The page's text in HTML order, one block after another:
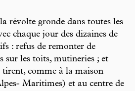
révolte gronde dans toutes les
chaque jour des dizaines de
: refus de remonter de
sur les toits, mutineries ; et
tirent, comme à la maison
Maritimes) et au centre de